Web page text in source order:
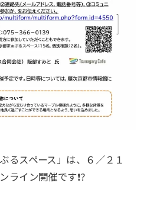
るスペース」は、６／２１
ライン開催です❗️?